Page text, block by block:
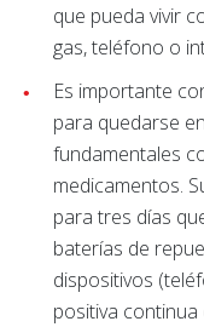
que pueda vivir
gas, teléfono o
Es importante
para quedarse
fundamentales
medicamentos.
para tres días
baterías de
dispositivos
positiva continua